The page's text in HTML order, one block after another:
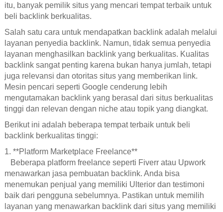
itu, banyak pemilik situs yang mencari tempat terbaik untuk
beli backlink berkualitas.
Salah satu cara untuk mendapatkan backlink adalah melalui
layanan penyedia backlink. Namun, tidak semua penyedia
layanan menghasilkan backlink yang berkualitas. Kualitas
backlink sangat penting karena bukan hanya jumlah, tetapi
juga relevansi dan otoritas situs yang memberikan link.
Mesin pencari seperti Google cenderung lebih
mengutamakan backlink yang berasal dari situs berkualitas
tinggi dan relevan dengan niche atau topik yang diangkat.
Berikut ini adalah beberapa tempat terbaik untuk beli
backlink berkualitas tinggi:
1. **Platform Marketplace Freelance**
Beberapa platform freelance seperti Fiverr atau Upwork
menawarkan jasa pembuatan backlink. Anda bisa
menemukan penjual yang memiliki Ulterior dan testimoni
baik dari pengguna sebelumnya. Pastikan untuk memilih
layanan yang menawarkan backlink dari situs yang memiliki